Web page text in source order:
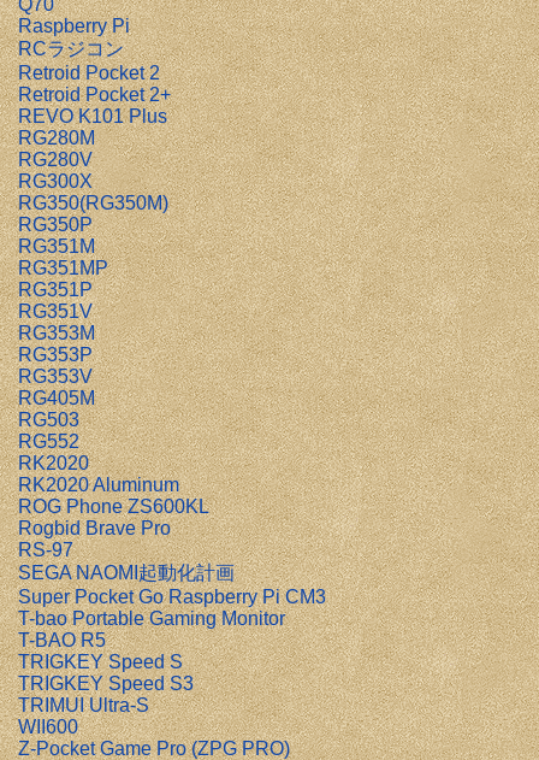
Q70
Raspberry Pi
RCラジコン
Retroid Pocket 2
Retroid Pocket 2+
REVO K101 Plus
RG280M
RG280V
RG300X
RG350(RG350M)
RG350P
RG351M
RG351MP
RG351P
RG351V
RG353M
RG353P
RG353V
RG405M
RG503
RG552
RK2020
RK2020 Aluminum
ROG Phone ZS600KL
Rogbid Brave Pro
RS-97
SEGA NAOMI起動化計画
Super Pocket Go Raspberry Pi CM3
T-bao Portable Gaming Monitor
T-BAO R5
TRIGKEY Speed S
TRIGKEY Speed S3
TRIMUI Ultra-S
WII600
Z-Pocket Game Pro (ZPG PRO)